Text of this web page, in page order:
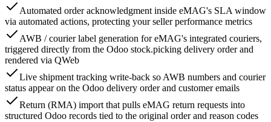
Automated order acknowledgment inside eMAG's SLA window
via automated actions, protecting your seller performance metrics
AWB / courier label generation for eMAG's integrated couriers,
triggered directly from the Odoo stock.picking delivery order and
rendered via QWeb
Live shipment tracking write-back so AWB numbers and courier
status appear on the Odoo delivery order and customer emails
Return (RMA) import that pulls eMAG return requests into
structured Odoo records tied to the original order and reason codes